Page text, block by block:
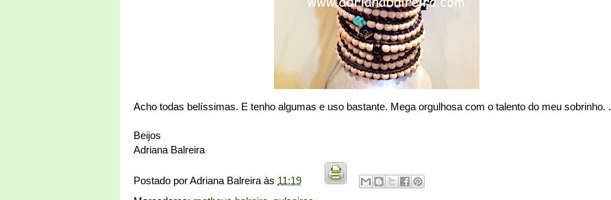
Acho todas belíssimas. E tenho algumas e uso bastante. Mega orgulhosa com o talento do meu sobrinho. .
Beijos
Adriana Balreira
Postado porAdriana Balreira às 11:19